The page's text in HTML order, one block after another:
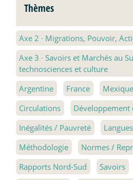
Thèmes
Axe 2 · Migrations, Pouvoir,
Axe 3 · Savoirs et Marchés au
technosciences et culture
Argentine
France Mexique
Circulations
Inégalités / Pauvreté
Méthodologie
Normes /
Rapports Nord-Sud
Savoirs